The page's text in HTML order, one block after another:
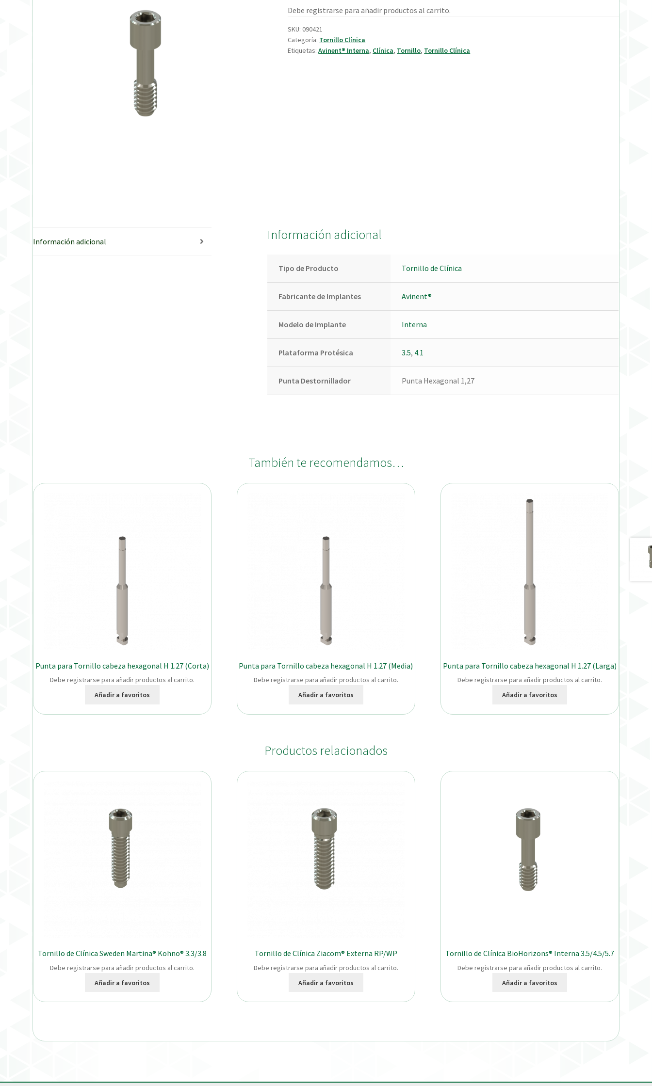
Debe registrarse para añadir productos al carrito.
SKU:090421
Categoría: Tornillo Clínica
Etiquetas:Avinent® Interna, Clínica, Tornillo, Tornillo Clínica
Información adicional Información adicional
Tipo de Producto Tornillo de Clínica
Fabricante de Implantes Avinent®
Modelo de Implante Interna
Plataforma Protésica 3.5, 4.1
Punta Destornillador Punta Hexagonal 1,27
También te recomendamos…
Punta para Tornillo cabeza hexagonal H 1.27 (Corta)
Debe registrarse para añadir productos al carrito.
Añadir a favoritos
Punta para Tornillo cabeza hexagonal H 1.27 (Media)
Debe registrarse para añadir productos al carrito.
Añadir a favoritos
Punta para Tornillo cabeza hexagonal H 1.27 (Larga)
Debe registrarse para añadir productos al carrito.
Añadir a favoritos
Productos relacionados
Tornillo de Clínica Sweden Martina® Kohno® 3.3/3.8
Debe registrarse para añadir productos al carrito.
Añadir a favoritos
Tornillo de Clínica Ziacom® Externa RP/WP
Debe registrarse para añadir productos al carrito.
Añadir a favoritos
Tornillo de Clínica BioHorizons® Interna 3.5/4.5/5.7
Debe registrarse para añadir productos al carrito.
Añadir a favoritos